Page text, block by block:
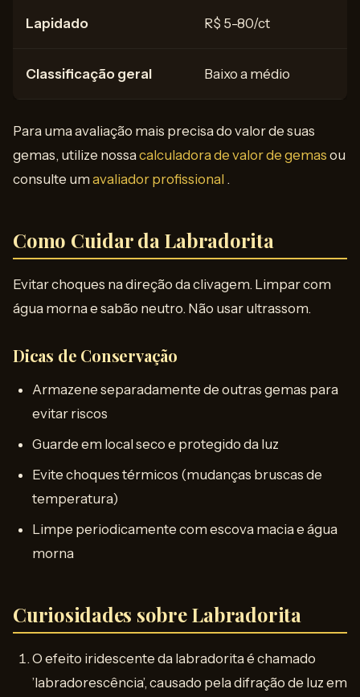
Lapidado R$ 5-80/ct
Classificação geral Baixo a médio
Para uma avaliação mais precisa do valor de suas
gemas, utilize nossa calculadora de valor de gemas ou
consulte um avaliador profissional .
Como Cuidar da Labradorita
Evitar choques na direção da clivagem. Limpar com
água morna e sabão neutro. Não usar ultrassom.
Dicas de Conservação
Armazene separadamente de outras gemas para
evitar riscos
Guarde em local seco e protegido da luz
Evite choques térmicos (mudanças bruscas de
temperatura)
Limpe periodicamente com escova macia e água
morna
Curiosidades sobre Labradorita
O efeito iridescente da labradorita é chamado
’labradorescência’, causado pela difração de luz em